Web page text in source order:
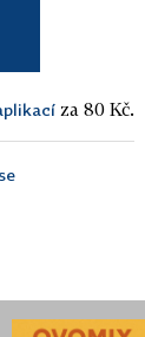
za 80 Kč.